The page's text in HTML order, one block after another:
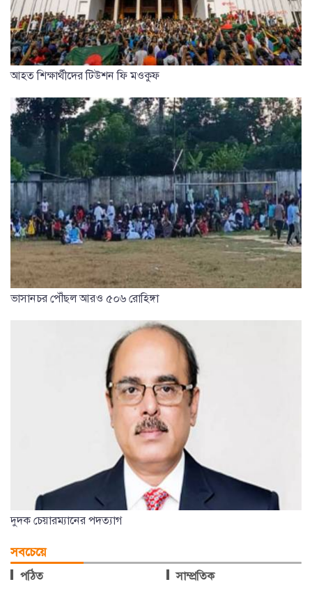
আহত শিক্ষার্থীদের টিউশন ফি মওকুফ
ভাসানচর পৌঁছল আরও ৫০৬ রোহিঙ্গা
দুদক চেয়ারম্যানের পদত্যাগ
সবচেয়ে
পঠিত সাম্প্রতিক